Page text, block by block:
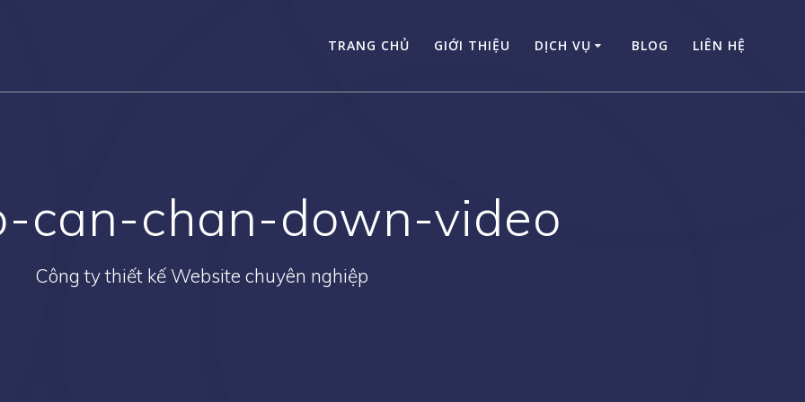
TRANG CHỦ GIỚI THIỆU DỊCH VỤ BLOG LIÊN HỆ
can-chan-down-video
Công ty thiết kế Website chuyên nghiệp